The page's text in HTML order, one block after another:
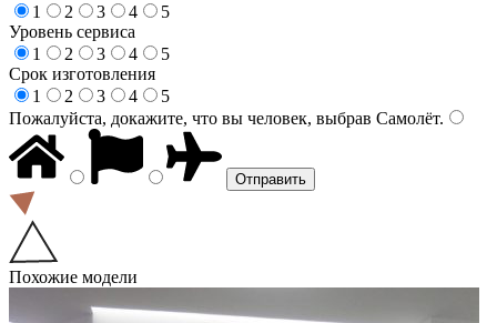
1
2 3 4
5
Уровень сервиса
1
2 3 4
5
Срок изготовления
1
2 3 4
5
Пожалуйста, докажите, что вы человек, выбрав Самолёт.
Похожие модели